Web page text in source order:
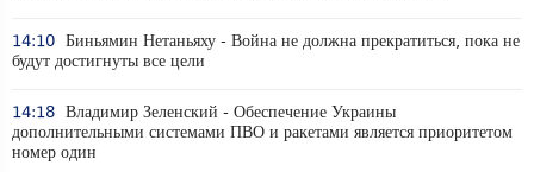
14:10 Биньямин Нетаньяху - Война не должна прекратиться, пока не
будут достигнуты все цели
14:18 Владимир Зеленский - Обеспечение Украины
дополнительными системами ПВО и ракетами является приоритетом
номер один